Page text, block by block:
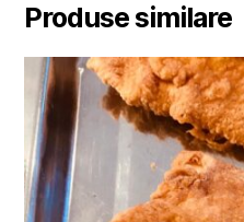
Produse similare